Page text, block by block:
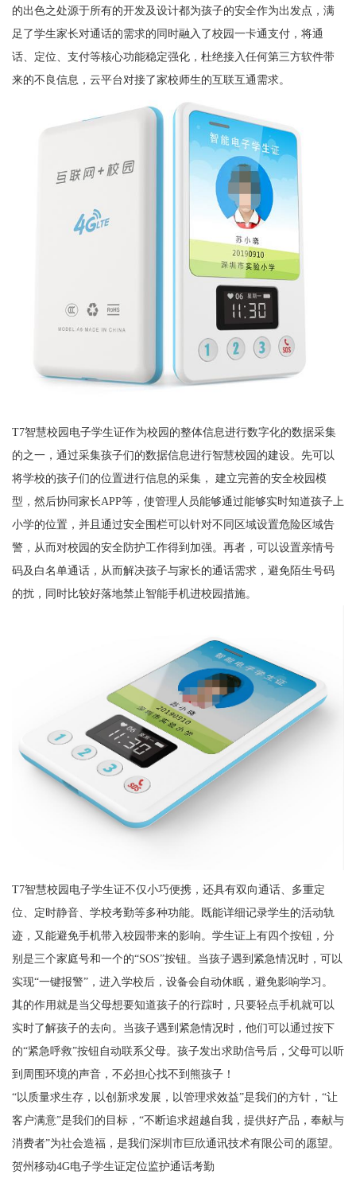
的出色之处源于所有的开发及设计都为孩子的安全作为出发点，满
足了学生家长对通话的需求的同时融入了校园一卡通支付，将通
话、定位、支付等核心功能稳定强化，杜绝接入任何第三方软件带
来的不良信息，云平台对接了家校师生的互联互通需求。
T7智慧校园电子学生证作为校园的整体信息进行数字化的数据采集
的之一，通过采集孩子们的数据信息进行智慧校园的建设。先可以
将学校的孩子们的位置进行信息的采集， 建立完善的安全校园模
型，然后协同家长APP等，使管理人员能够通过能够实时知道孩子上
小学的位置，并且通过安全围栏可以针对不同区域设置危险区域告
警，从而对校园的安全防护工作得到加强。再者，可以设置亲情号
码及白名单通话，从而解决孩子与家长的通话需求，避免陌生号码
的扰，同时比较好落地禁止智能手机进校园措施。
T7智慧校园电子学生证不仅小巧便携，还具有双向通话、多重定
位、定时静音、学校考勤等多种功能。既能详细记录学生的活动轨
迹，又能避免手机带入校园带来的影响。学生证上有四个按钮，分
别是三个家庭号和一个的“SOS”按钮。当孩子遇到紧急情况时，可以
实现“一键报警”，进入学校后，设备会自动休眠，避免影响学习。
其的作用就是当父母想要知道孩子的行踪时，只要轻点手机就可以
实时了解孩子的去向。当孩子遇到紧急情况时，他们可以通过按下
的“紧急呼救”按钮自动联系父母。孩子发出求助信号后，父母可以听
到周围环境的声音，不必担心找不到熊孩子！
“以质量求生存，以创新求发展，以管理求效益”是我们的方针，“让
客户满意”是我们的目标，“不断追求超越自我，提供好产品，奉献与
消费者”为社会造福，是我们深圳市巨欣通讯技术有限公司的愿望。
贺州移动4G电子学生证定位监护通话考勤